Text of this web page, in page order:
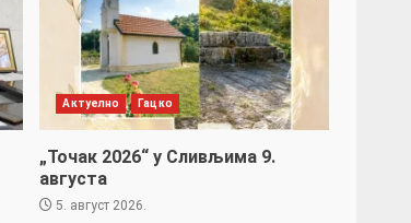
Актуелно Гацко
„Точак 2026“ у Сливљима 9.
августа
5. август 2026.